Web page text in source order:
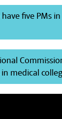
five PMs
medical